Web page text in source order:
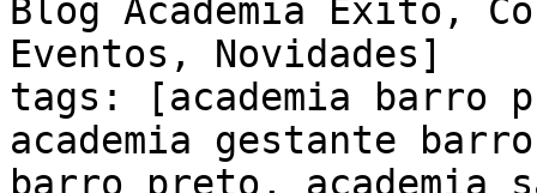
Blog Academia Êxito,
Eventos, Novidades]
tags: [academia barro
academia gestante
barro preto, academia